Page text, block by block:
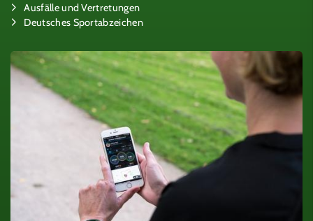
Ausfälle und Vertretungen
Deutsches Sportabzeichen